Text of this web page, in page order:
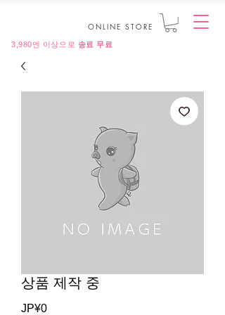
ONLINE STORE
3,980엔 이상으로 송료 무료
상품 제작 중
JP¥0가